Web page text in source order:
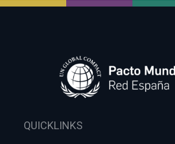
QUICKLINKS